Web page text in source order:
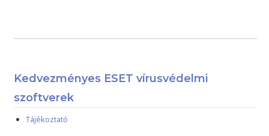
Kedvezményes ESET vírusvédelmi
szoftverek
Tájékoztató